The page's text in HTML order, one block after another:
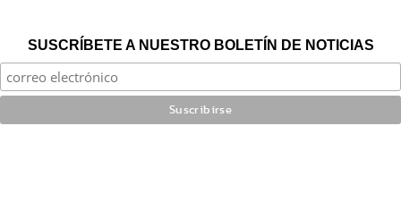
SUSCRÍBETE A NUESTRO BOLETÍN DE NOTICIAS